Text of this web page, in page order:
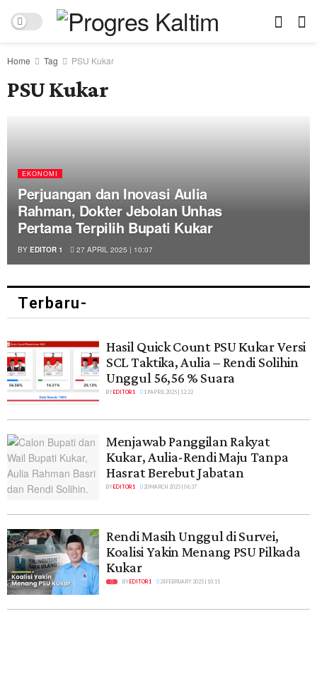
Home Tag PSU Kukar
PSU Kukar
EKONOMI
Perjuangan dan Inovasi Aulia
Rahman, Dokter Jebolan Unhas
Pertama Terpilih Bupati Kukar
BY EDITOR 1 27 APRIL 2025 | 10:07
Terbaru-
Hasil Quick Count PSU Kukar Versi
SCL Taktika, Aulia – Rendi Solihin
Unggul 56,56 % Suara
BY EDITOR 1 19 APRIL 2025 | 12:22
Menjawab Panggilan Rakyat
Kukar, Aulia-Rendi Maju Tanpa
Hasrat Berebut Jabatan
BY EDITOR 1 20 MARCH 2025 | 06:37
Rendi Masih Unggul di Survei,
Koalisi Yakin Menang PSU Pilkada
Kukar
BY EDITOR 1 28 FEBRUARY 2025 | 10:11